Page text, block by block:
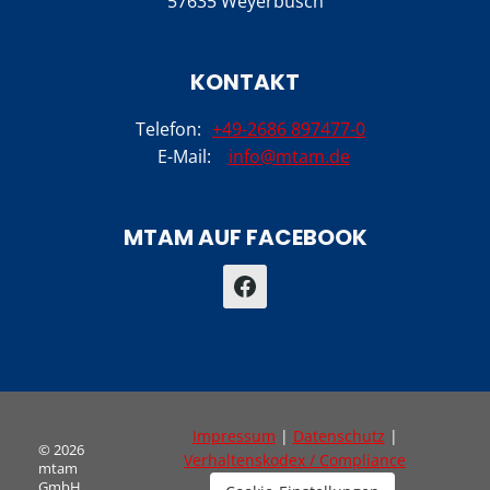
KONTAKT
Telefon: +49-2686 897477-0
E-Mail:
info@mtam.de
MTAM AUF FACEBOOK
© 2026
mtam
Impressum | Datenschutz |
Verhaltenskodex / Compliance